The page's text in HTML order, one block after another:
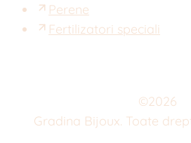
Perene
Fertilizatori speciali
©2026
Gradina Bijoux. Toate